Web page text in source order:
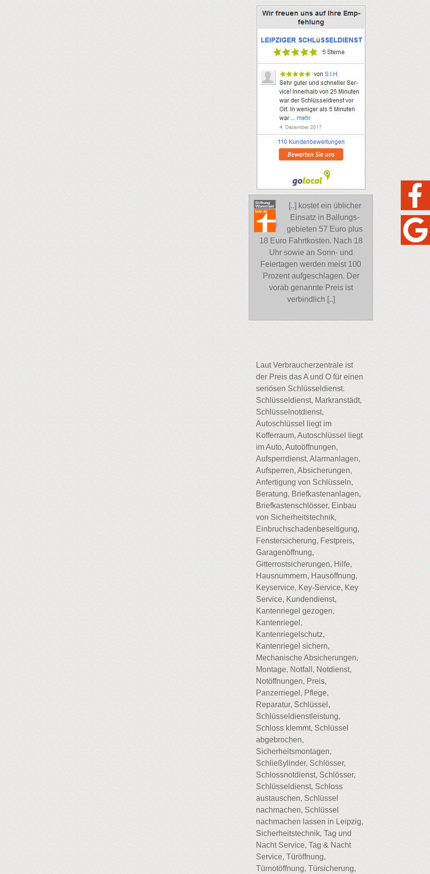
[..] kostet ein üblicher
Einsatz in Ballungs-
gebieten 57 Euro plus
18 Euro Fahrtkosten. Nach 18
Uhr sowie an Sonn- und
Feiertagen werden meist 100
Prozent aufgeschlagen. Der
vorab genannte Preis ist
verbindlich [..]
Laut Verbraucherzentrale ist
der Preis das A und O für einen
seriösen Schlüsseldienst.
Schlüsseldienst, Markranstädt,
Schlüsselnotdienst,
Autoschlüssel liegt im
Kofferraum, Autoschlüssel liegt
im Auto, Autoöffnungen,
Aufsperrdienst, Alarmanlagen,
Aufsperren, Absicherungen,
Anfertigung von Schlüsseln,
Beratung, Briefkastenanlagen,
Briefkastenschlösser, Einbau
von Sicherheitstechnik,
Einbruchschadenbeseitigung,
Fenstersicherung, Festpreis,
Garagenöffnung,
Gitterrostsicherungen, Hilfe,
Hausnummern, Hausöffnung,
Keyservice, Key-Service, Key
Service, Kundendienst,
Kantenriegel gezogen,
Kantenriegel,
Kantenriegelschutz,
Kantenriegel sichern,
Mechanische Absicherungen,
Montage, Notfall, Notdienst,
Notöffnungen, Preis,
Panzerriegel, Pflege,
Reparatur, Schlüssel,
Schlüsseldienstleistung,
Schloss klemmt, Schlüssel
abgebrochen,
Sicherheitsmontagen,
Schließylinder, Schlösser,
Schlossnotdienst, Schlösser,
Schlüsseldienst, Schloss
austauschen, Schlüssel
nachmachen, Schlüssel
nachmachen lassen in Leipzig,
Sicherheitstechnik, Tag und
Nacht Service, Tag & Nacht
Service, Türöffnung,
Türnotöffnung, Türsicherung,